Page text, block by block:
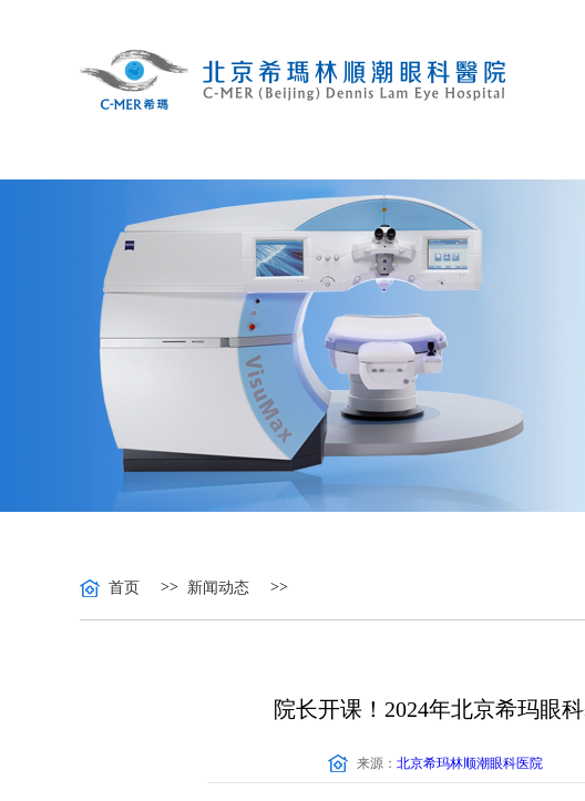
首页 >> 新闻动态 >>
院长开课！2024年北京希玛眼
来源： 北京希玛林顺潮眼科医院
张风 医疗院长 主